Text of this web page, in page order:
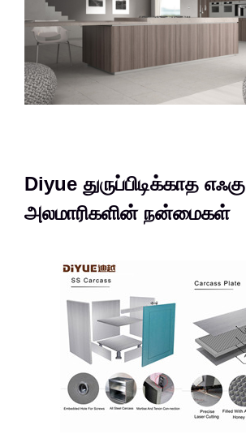
Diyue துருப்பிடிக்காத எஃகு
அலமாரிகளின் நன்மைகள்